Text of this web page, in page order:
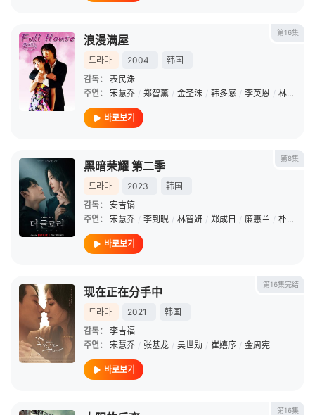
第16集
浪漫满屋
드라마 2004
韩国
감독：
表民洙
주연：
宋慧乔 / 郑智薰 / 金圣洙 / 韩多感 / 李英恩 / 林艺珍
바로보기
第8集
黑暗荣耀 第二季
드라마 2023
韩国
감독：
安吉镐
주연：
宋慧乔 / 李到晛 / 林智妍 / 郑成日 / 廉惠兰 / 朴成焄
바로보기
第16集完结
现在正在分手中
드라마 2021
韩国
감독：
李吉福
주연：
宋慧乔 / 张基龙 / 吴世勋 / 崔嬉序 / 金周宪
바로보기
第16集